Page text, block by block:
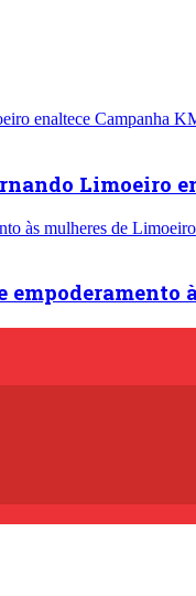
Limoeiro
empoderamento